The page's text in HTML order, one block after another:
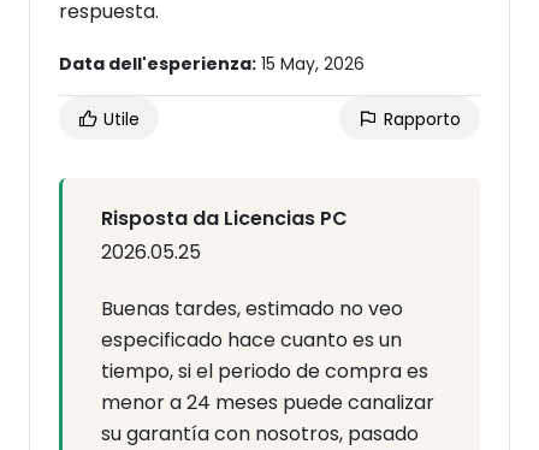
respuesta.
Data dell'esperienza: 15 May, 2026
Utile Rapporto
Risposta da Licencias PC
2026.05.25
Buenas tardes, estimado no veo
especificado hace cuanto es un
tiempo, si el periodo de compra es
menor a 24 meses puede canalizar
su garantía con nosotros, pasado